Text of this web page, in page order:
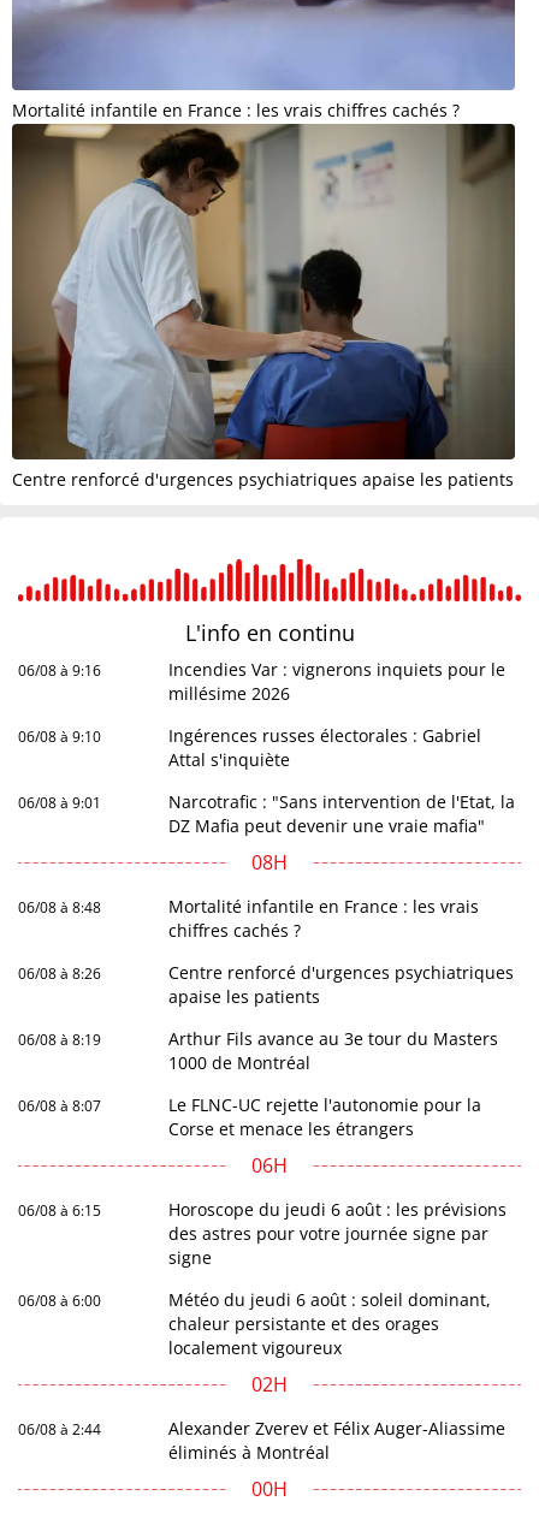
Mortalité infantile en France : les vrais chiffres cachés ?
Centre renforcé d'urgences psychiatriques apaise les patients
L'info en continu
06/08 à 9:16
Incendies Var : vignerons inquiets pour le
millésime 2026
06/08 à 9:10
Ingérences russes électorales : Gabriel
Attal s'inquiète
06/08 à 9:01
Narcotrafic : "Sans intervention de l'Etat, la
DZ Mafia peut devenir une vraie mafia"
08H
06/08 à 8:48
Mortalité infantile en France : les vrais
chiffres cachés ?
06/08 à 8:26
Centre renforcé d'urgences psychiatriques
apaise les patients
06/08 à 8:19
Arthur Fils avance au 3e tour du Masters
1000 de Montréal
06/08 à 8:07
Le FLNC-UC rejette l'autonomie pour la
Corse et menace les étrangers
06H
06/08 à 6:15
Horoscope du jeudi 6 août : les prévisions
des astres pour votre journée signe par
signe
06/08 à 6:00
Météo du jeudi 6 août : soleil dominant,
chaleur persistante et des orages
localement vigoureux
02H
06/08 à 2:44
Alexander Zverev et Félix Auger-Aliassime
éliminés à Montréal
00H